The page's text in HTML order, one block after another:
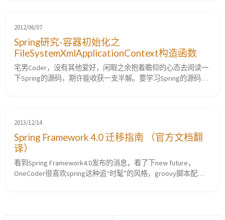
2012/06/07
Spring研究-容器初始化之
FileSystemXmlApplicationContext构造函数
宅男Coder，没有其他爱好，闲暇之余抱着瞻仰的心态去阅读一
下Spring的源码，期许能收获一支半解。要学习Spring的源码，
手。其实想想，Spring也是有入口的，那就是配置文件的加载。
2013/12/14
Spring Framework 4.0 迁移指南 （官方文档翻
译）
看到Spring Framework4.0发布的消息，看了下new future，
OneCoder很喜欢spring这种追“时髦”的风格，groovy脚本配置